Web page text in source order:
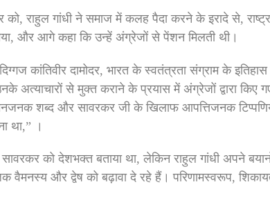
राहुल गांधी ने समाज में कलह पैदा करने के इरादे से,
और आगे कहा कि उन्हें अंग्रेजों से पेंशन मिलती थी।
दिग्गज कांतिवीर दामोदर, भारत के स्वतंत्रता संग्राम के
अत्याचारों से मुक्त कराने के प्रयास में अंग्रेजों द्वारा किए
शब्द और सावरकर जी के खिलाफ आपत्तिजनक
था,” ।
सावरकर को देशभक्त बताया था, लेकिन राहुल गांधी अपने
और द्वेष को बढ़ावा दे रहे हैं। परिणामस्वरूप,